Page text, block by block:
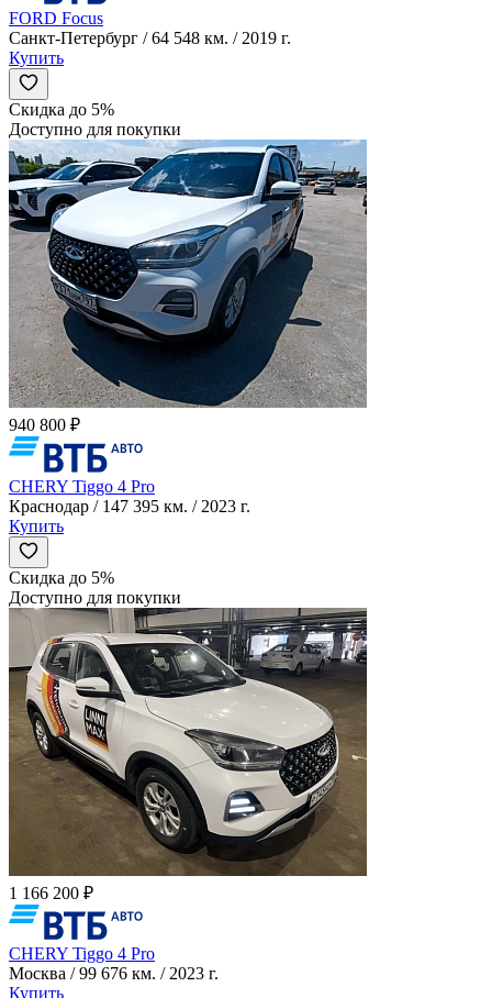
FORD Focus
Санкт-Петербург / 64 548 км. / 2019 г.
Купить
Скидка до 5%
Доступно для покупки
940 800 ₽
CHERY Tiggo 4 Pro
Краснодар / 147 395 км. / 2023 г.
Купить
Скидка до 5%
Доступно для покупки
1 166 200 ₽
CHERY Tiggo 4 Pro
Москва / 99 676 км. / 2023 г.
Купить